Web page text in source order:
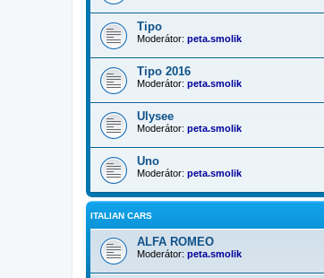
Tipo
Moderátor: peta.smolik
Tipo 2016
Moderátor: peta.smolik
Ulysee
Moderátor: peta.smolik
Uno
Moderátor: peta.smolik
ITALIAN CARS
ALFA ROMEO
Moderátor: peta.smolik